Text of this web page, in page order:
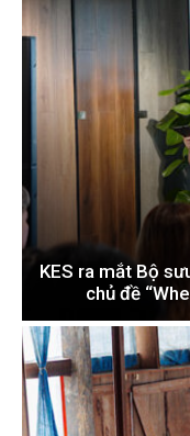
KES ra mắt Bộ
chủ đề